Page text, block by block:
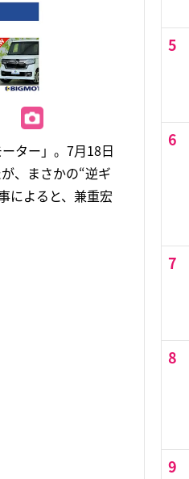
ター」。7月18日
、まさかの“逆ギ
によると、兼重宏